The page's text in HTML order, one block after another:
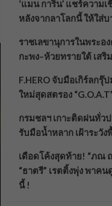
‘แมน การิน’ แชร์ความ
หลังจากลาโลกนี้ ให้ใส่
ราชเลขานุการในพระอ
กะพง–ห้วยทรายใต้ เส
F.HERO จับมือเกิร์ลกรุ๊
ใหม่สุดสตรอง
กรมชลฯ เกาะติดฝนทั่ว
รับมือน้ำหลาก เฝ้าระวัง
เดือดโค้งสุดท้าย! “ภณ
“ธาตรี” เรตติ้งพุ่ง พาค
นี้ !